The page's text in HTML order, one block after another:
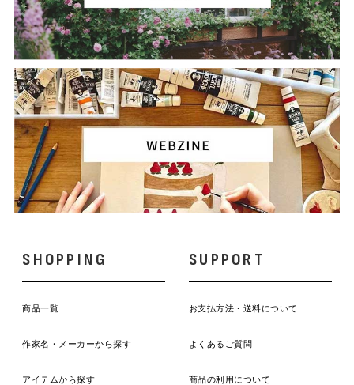
SHOPPING
商品一覧
作家名・メーカーから探す
アイテムから探す
SUPPORT
お支払方法・送料について
よくあるご質問
商品の利用について